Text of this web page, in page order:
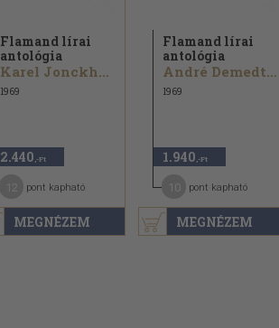
MEGNÉZEM
Flamand lírai
antológia
Karel Jonckheere...
1969
2.440 ,-Ft
pont kapható
MEGNÉZEM
Flamand lírai
antológia
André Demedts...
1969
1.940 ,-Ft
pont kapható